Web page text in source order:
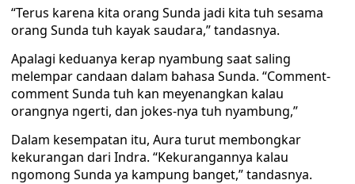
“Terus karena kita orang Sunda jadi kita tuh sesama
orang Sunda tuh kayak saudara,” tandasnya.
Apalagi keduanya kerap nyambung saat saling
melempar candaan dalam bahasa Sunda. “Comment-
comment Sunda tuh kan meyenangkan kalau
orangnya ngerti, dan jokes-nya tuh nyambung,”
Dalam kesempatan itu, Aura turut membongkar
kekurangan dari Indra. “Kekurangannya kalau
ngomong Sunda ya kampung banget,” tandasnya.